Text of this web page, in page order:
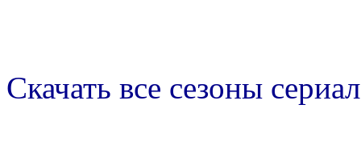
Скачать все сезоны